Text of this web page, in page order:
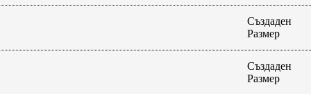
Създаден
Размер
Създаден
Размер